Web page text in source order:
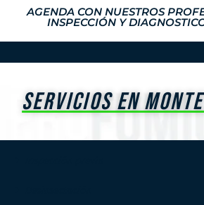
AGENDA CON NUESTROS
INSPECCIÓN Y
SERVICIOS EN